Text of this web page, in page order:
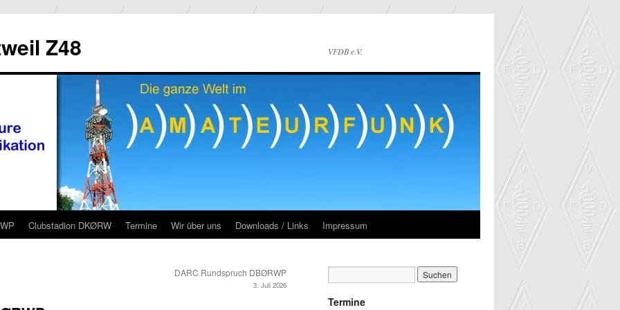
Z48 VFDB e.V.
Clubstadion DKØRW Termine Wir über uns Downloads / Links Impressum
DARC Rundspruch DBØRWP
3. Juli 2026
Termine